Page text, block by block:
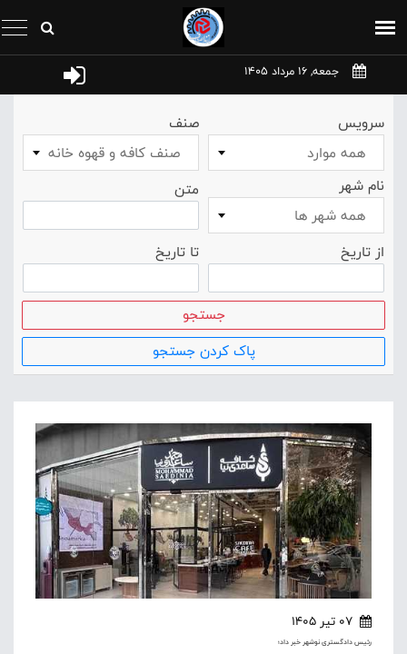
جمعه, 16 مرداد 1405
سرویس
همه موارد
صنف
صنف کافه و قهوه خانه
نام شهر
همه شهر ها
متن
از تاریخ تا تاریخ
جستجو
پاک کردن جستجو
07 تیر 1405
رئیس دادگستری نوشهر خبر داد؛